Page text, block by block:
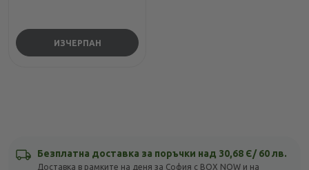
ИЗЧЕРПАН
Безплатна доставка за поръчки над 30,68 Є/ 60 лв.
Доставка в рамките на деня за София с BOX NOW и на